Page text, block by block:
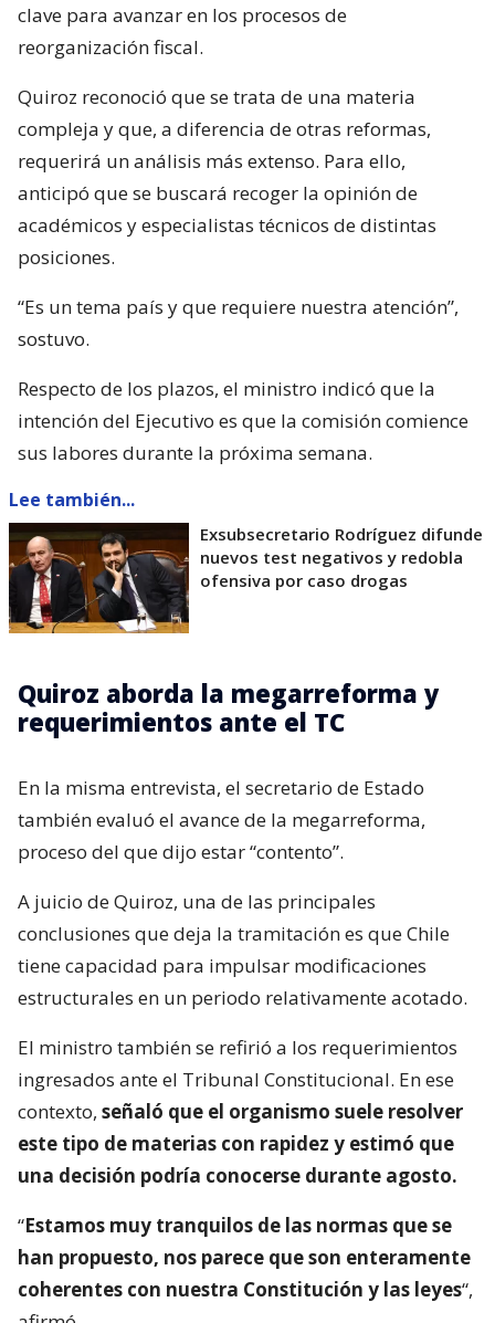
clave para avanzar en los procesos de
reorganización fiscal.
Quiroz reconoció que se trata de una materia
compleja y que, a diferencia de otras reformas,
requerirá un análisis más extenso. Para ello,
anticipó que se buscará recoger la opinión de
académicos y especialistas técnicos de distintas
posiciones.
“Es un tema país y que requiere nuestra atención”,
sostuvo.
Respecto de los plazos, el ministro indicó que la
intención del Ejecutivo es que la comisión comience
sus labores durante la próxima semana.
Lee también...
Exsubsecretario Rodríguez difunde
nuevos test negativos y redobla
ofensiva por caso drogas
Quiroz aborda la megarreforma y
requerimientos ante el TC
En la misma entrevista, el secretario de Estado
también evaluó el avance de la megarreforma,
proceso del que dijo estar “contento”.
A juicio de Quiroz, una de las principales
conclusiones que deja la tramitación es que Chile
tiene capacidad para impulsar modificaciones
estructurales en un periodo relativamente acotado.
El ministro también se refirió a los requerimientos
ingresados ante el Tribunal Constitucional. En ese
contexto, señaló que el organismo suele resolver
este tipo de materias con rapidez y estimó que
una decisión podría conocerse durante agosto.
“Estamos muy tranquilos de las normas que se
han propuesto, nos parece que son enteramente
coherentes con nuestra Constitución y las leyes“,